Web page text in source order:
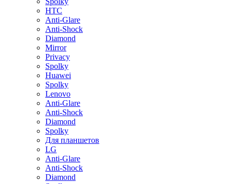
HTC
Anti-Glare
Anti-Shock
Diamond
Mirror
Privacy
Spolky
Huawei
Spolky
Lenovo
Anti-Glare
Anti-Shock
Diamond
Spolky
Для планшетов
LG
Anti-Glare
Anti-Shock
Diamond